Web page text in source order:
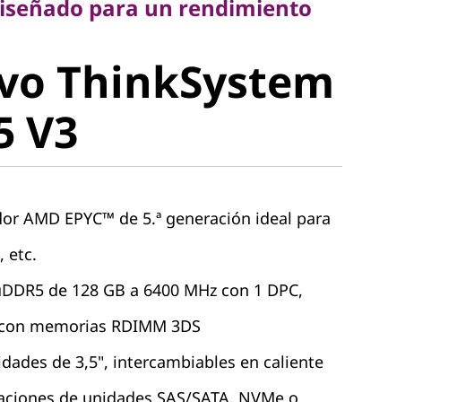
SR655
para un rendimiento
ThinkSystem
V3
AMD EPYC™ de 5.ª generación ideal para
etc.
de 128 GB a 6400 MHz con 1 DPC,
memorias RDIMM 3DS
de 3,5", intercambiables en caliente
de unidades SAS/SATA, NVMe o